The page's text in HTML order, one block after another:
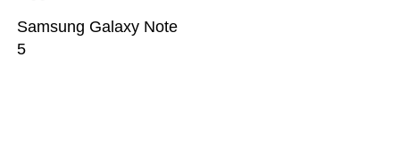
Samsung Galaxy Note
5